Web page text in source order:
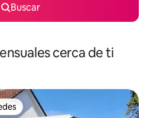
Buscar
cerca de ti
preferido